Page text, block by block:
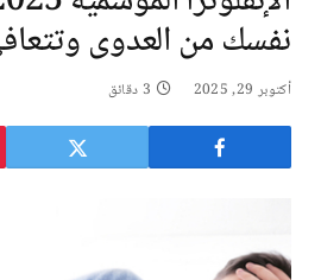
نفسك من العدوى
أكتوبر 29, 2025 3 دقائق